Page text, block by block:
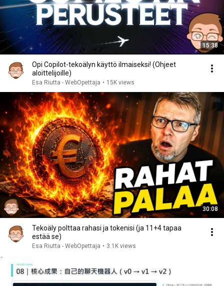
15:38
Opi Copilot-tekoälyn käyttö ilmaiseksi! (Ohjeet
aloittelijoille)
Esa Riutta - WebOpettaja • 15K views
30:08
Tekoäly polttaa rahasi ja tokenisi (ja 11+4 tapaa
estää se)
Esa Riutta - WebOpettaja • 3.1K views